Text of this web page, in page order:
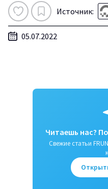
Источник:
05.07.2022
Читаешь нас?
Свежие статьи